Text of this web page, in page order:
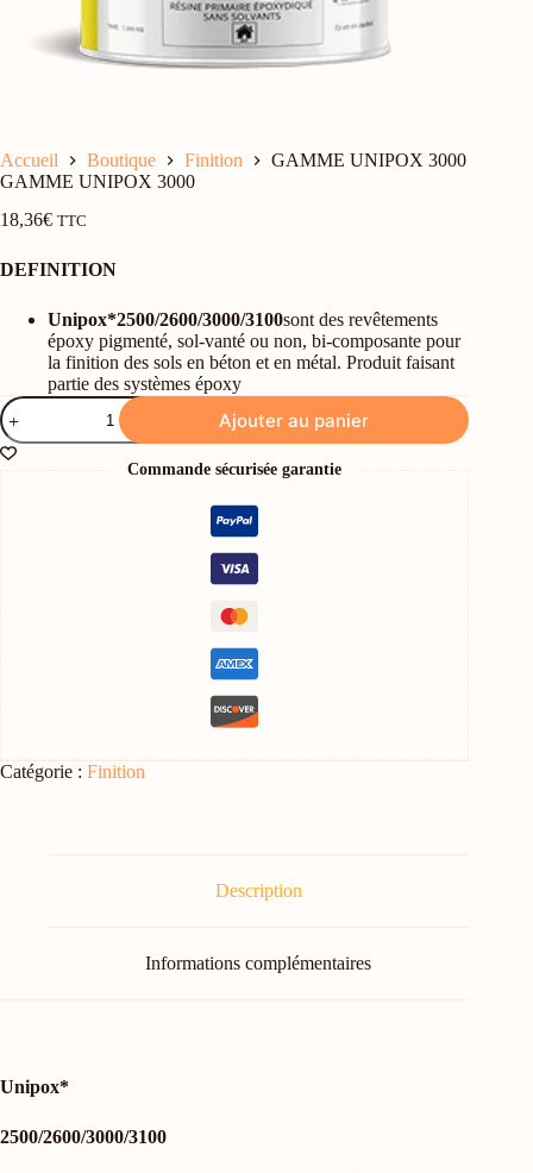
Accueil Boutique Finition
GAMME UNIPOX 3000
GAMME UNIPOX 3000
18,36€ TTC
DEFINITION
Unipox*2500/2600/3000/3100sont des revêtements
époxy pigmenté, sol-vanté ou non, bi-composante pour
la finition des sols en béton et en métal. Produit faisant
partie des systèmes époxy
quantité
de
GAMME
UNIPOX
3000
Ajouter au panier
Commande sécurisée garantie
Catégorie : Finition
Description
Informations complémentaires
Unipox*
2500/2600/3000/3100